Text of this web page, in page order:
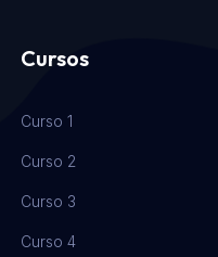
Cursos
Curso 1
Curso 2
Curso 3
Curso 4